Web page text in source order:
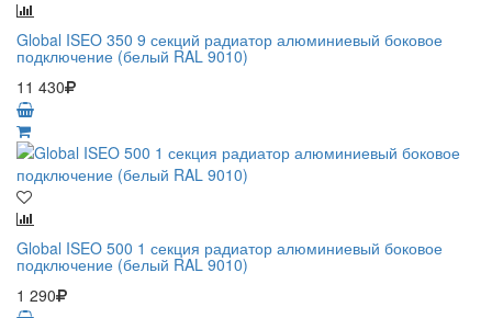
Global ISEO 350 9 секций радиатор алюминиевый боковое
подключение (белый RAL 9010)
11 430
Global ISEO 500 1 секция радиатор алюминиевый боковое
подключение (белый RAL 9010)
1 290